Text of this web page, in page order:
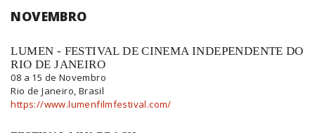
NOVEMBRO
LUMEN - FESTIVAL DE CINEMA INDEPENDENTE DO
RIO DE JANEIRO
08 a 15 de Novembro
Rio de Janeiro, Brasil
https://www.lumenfilmfestival.com/